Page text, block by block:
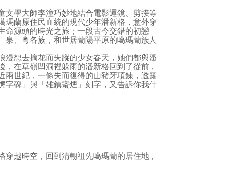
學大師李潼巧妙地結合電影運鏡、剪接等
瑪蘭原住民血統的現代少年潘新格，意外穿
命源頭的時光之旅；一段古今交錯的初戀
泉、粵各族，和世居蘭陽平原的噶瑪蘭族人
想去摘花而失蹤的少女春天，她們都與潘
在草嶺凹洞裡躲雨的潘新格回到了從前，
兩世紀，一條失而復得的山豬牙項鍊，透露
字碑」與「雄鎮蠻煙」刻字，又告訴你我什
越時空，回到清朝祖先噶瑪蘭的居住地，